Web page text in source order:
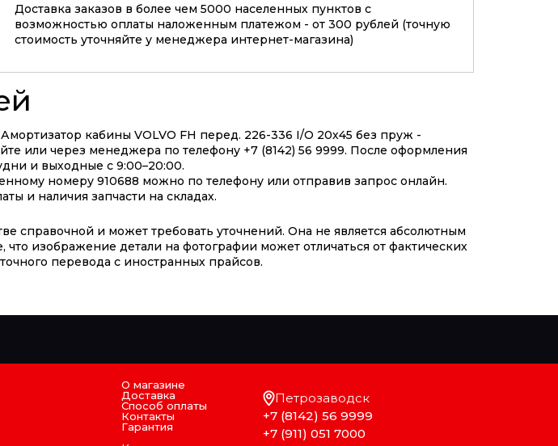
Доставка заказов в более чем 5000 населенных пунктов с
возможностью оплаты наложенным платежом - от 300 рублей (точную
стоимость уточняйте у менеджера интернет-магазина)
кабины VOLVO FH перед. 226-336 I/O 20х45 без пруж -
или через менеджера по телефону +7 (8142) 56 9999. После оформления
и выходные с 9:00–20:00.
номеру 910688 можно по телефону или отправив запрос онлайн.
и наличия запчасти на складах.
справочной и может требовать уточнений. Она не является абсолютным
изображение детали на фотографии может отличаться от фактических
перевода с иностранных прайсов.
О магазине
Доставка
Способ оплаты
Контакты
Гарантия
Петрозаводск
+7 (8142) 56 9999
+7 (911) 051 7000